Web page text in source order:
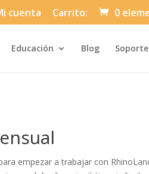
cuenta Carrito: 0
Educación Automatically
Hierarchic
in
Docs:
https://
Blog Soporte
empezar a trabajar con